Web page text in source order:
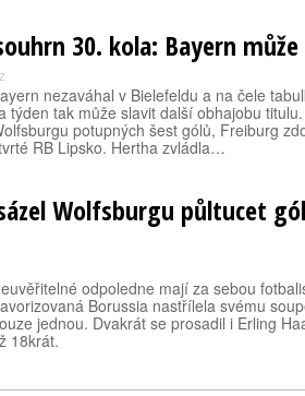
30. kola: Bayern
nezaváhal v Bielefeldu a na čele
týden tak může slavit další obhajobu
potupných šest gólů, Freiburg
RB Lipsko. Hertha zvládla…
Wolfsburgu půltucet
odpoledne mají za sebou
Borussia nastřílela svému
jednou. Dvakrát se prosadil i Erling
18krát.